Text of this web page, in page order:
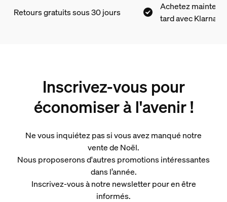
30 jours
Achetez maintenant, payez plus
tard avec Klarna
Inscrivez-vous pour
économiser à l'avenir !
Ne vous inquiétez pas si vous avez manqué notre
vente de Noël.
Nous proposerons d'autres promotions intéressantes
dans l’année.
Inscrivez-vous à notre newsletter pour en être
informés.